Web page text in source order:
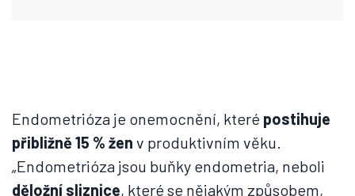
Endometrióza je onemocnění, které postihuje
přibližně 15 % žen v produktivním věku.
„Endometrióza jsou buňky endometria, neboli
děložní sliznice, které se nějakým způsobem,